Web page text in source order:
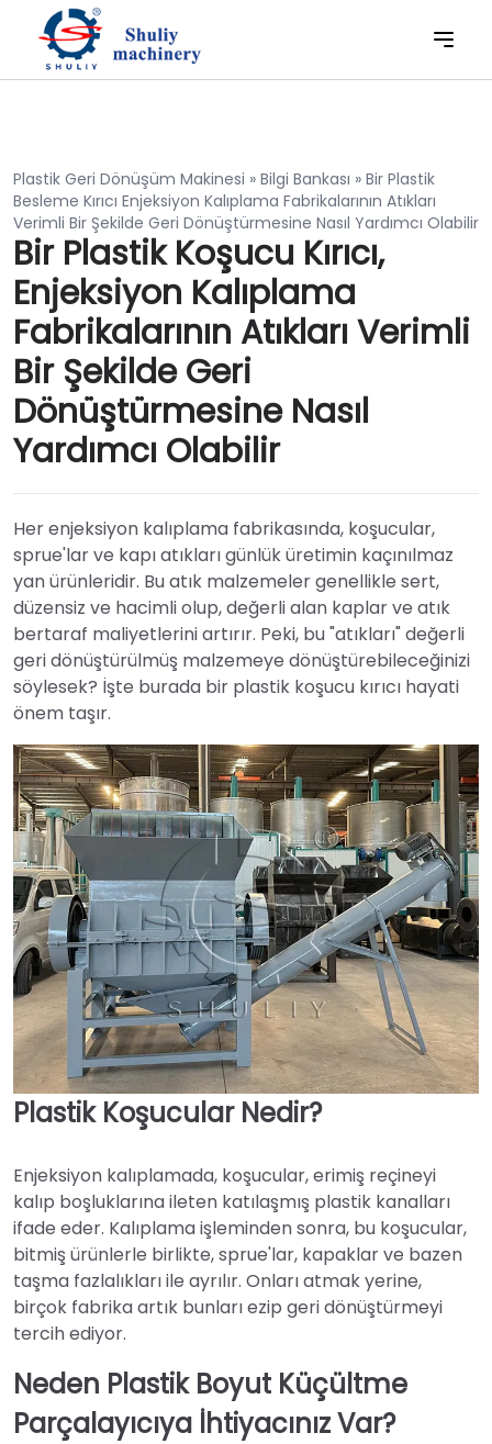
Plastik Geri Dönüşüm Makinesi » Bilgi Bankası » Bir Plastik
Besleme Kırıcı Enjeksiyon Kalıplama Fabrikalarının Atıkları
Verimli Bir Şekilde Geri Dönüştürmesine Nasıl Yardımcı Olabilir
Bir Plastik Koşucu Kırıcı,
Enjeksiyon Kalıplama
Fabrikalarının Atıkları Verimli
Bir Şekilde Geri
Dönüştürmesine Nasıl
Yardımcı Olabilir
Her enjeksiyon kalıplama fabrikasında, koşucular,
sprue'lar ve kapı atıkları günlük üretimin kaçınılmaz
yan ürünleridir. Bu atık malzemeler genellikle sert,
düzensiz ve hacimli olup, değerli alan kaplar ve atık
bertaraf maliyetlerini artırır. Peki, bu "atıkları" değerli
geri dönüştürülmüş malzemeye dönüştürebileceğinizi
söylesek? İşte burada bir plastik koşucu kırıcı hayati
önem taşır.
Plastik Koşucular Nedir?
Enjeksiyon kalıplamada, koşucular, erimiş reçineyi
kalıp boşluklarına ileten katılaşmış plastik kanalları
ifade eder. Kalıplama işleminden sonra, bu koşucular,
bitmiş ürünlerle birlikte, sprue'lar, kapaklar ve bazen
taşma fazlalıkları ile ayrılır. Onları atmak yerine,
birçok fabrika artık bunları ezip geri dönüştürmeyi
tercih ediyor.
Neden Plastik Boyut Küçültme
Parçalayıcıya İhtiyacınız Var?